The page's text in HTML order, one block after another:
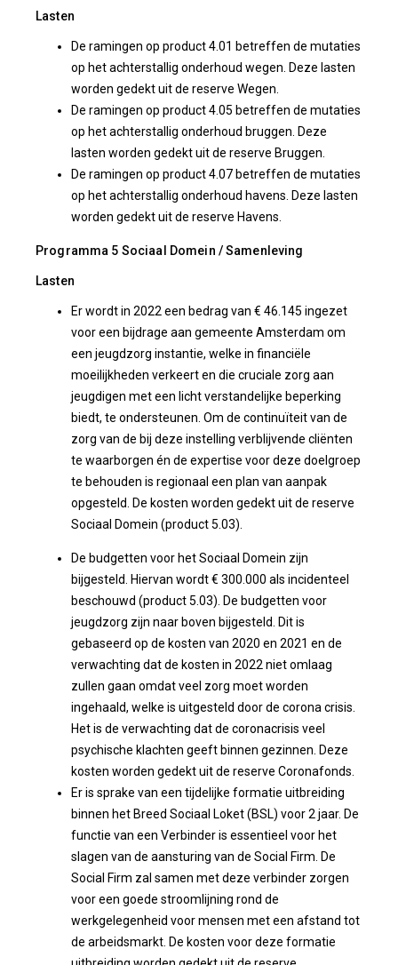
Lasten
De ramingen op product 4.01 betreffen de mutaties
op het achterstallig onderhoud wegen. Deze lasten
worden gedekt uit de reserve Wegen.
De ramingen op product 4.05 betreffen de mutaties
op het achterstallig onderhoud bruggen. Deze
lasten worden gedekt uit de reserve Bruggen.
De ramingen op product 4.07 betreffen de mutaties
op het achterstallig onderhoud havens. Deze lasten
worden gedekt uit de reserve Havens.
Programma 5 Sociaal Domein / Samenleving
Lasten
Er wordt in 2022 een bedrag van € 46.145 ingezet
voor een bijdrage aan gemeente Amsterdam om
een jeugdzorg instantie, welke in financiële
moeilijkheden verkeert en die cruciale zorg aan
jeugdigen met een licht verstandelijke beperking
biedt, te ondersteunen. Om de continuïteit van de
zorg van de bij deze instelling verblijvende cliënten
te waarborgen én de expertise voor deze doelgroep
te behouden is regionaal een plan van aanpak
opgesteld. De kosten worden gedekt uit de reserve
Sociaal Domein (product 5.03).
De budgetten voor het Sociaal Domein zijn
bijgesteld. Hiervan wordt € 300.000 als incidenteel
beschouwd (product 5.03). De budgetten voor
jeugdzorg zijn naar boven bijgesteld. Dit is
gebaseerd op de kosten van 2020 en 2021 en de
verwachting dat de kosten in 2022 niet omlaag
zullen gaan omdat veel zorg moet worden
ingehaald, welke is uitgesteld door de corona crisis.
Het is de verwachting dat de coronacrisis veel
psychische klachten geeft binnen gezinnen. Deze
kosten worden gedekt uit de reserve Coronafonds.
Er is sprake van een tijdelijke formatie uitbreiding
binnen het Breed Sociaal Loket (BSL) voor 2 jaar. De
functie van een Verbinder is essentieel voor het
slagen van de aansturing van de Social Firm. De
Social Firm zal samen met deze verbinder zorgen
voor een goede stroomlijning rond de
werkgelegenheid voor mensen met een afstand tot
de arbeidsmarkt. De kosten voor deze formatie